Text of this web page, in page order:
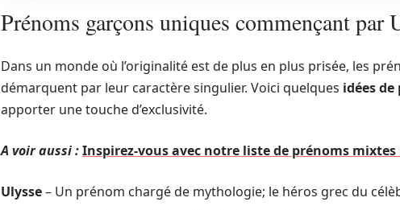
Prénoms garçons uniques commençant par
Dans un monde où l’originalité est de plus en plus prisée, les
démarquent par leur caractère singulier. Voici quelques idées
apporter une touche d’exclusivité.
A voir aussi :Inspirez-vous avec notre liste de prénoms
Ulysse– Un prénom chargé de mythologie; le héros grec du